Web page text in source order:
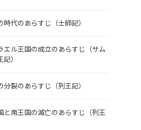
代のあらすじ（士師記）
エル王国の成立のあらすじ（サム
）
裂のあらすじ（列王記）
と南王国の滅亡のあらすじ（列王